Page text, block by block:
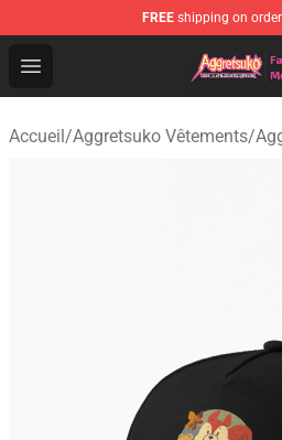
FREE shipping on
Open menu
Aggretsuko Store - Official
Accueil/Aggretsuko Vêtements/